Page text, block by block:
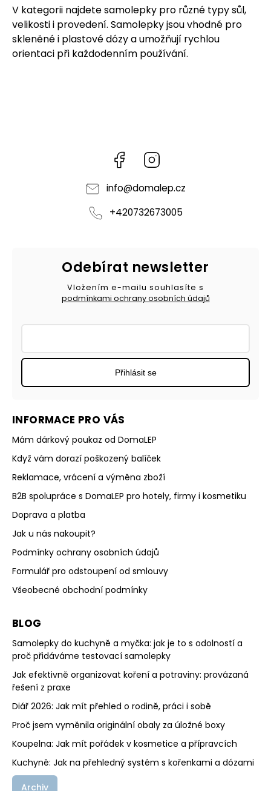
V kategorii najdete samolepky pro různé typy sůl,
velikosti i provedení. Samolepky jsou vhodné pro
skleněné i plastové dózy a umožňují rychlou
orientaci při každodenním používání.
Facebook
info@domalep.cz
+420732673005
INFORMACE PRO VÁS
Mám dárkový poukaz od DomaLEP
Když vám dorazí poškozený balíček
Reklamace, vrácení a výměna zboží
B2B spolupráce s DomaLEP pro hotely, firmy i kosmetiku
Doprava a platba
Jak u nás nakoupit?
Podmínky ochrany osobních údajů
Formulář pro odstoupení od smlouvy
Všeobecné obchodní podmínky
BLOG
Samolepky do kuchyně a myčka: jak je to s odolností a
proč přidáváme testovací samolepky
Jak efektivně organizovat koření a potraviny: provázaná
řešení z praxe
Diář 2026: Jak mít přehled o rodině, práci i sobě
Proč jsem vyměnila originální obaly za úložné boxy
Koupelna: Jak mít pořádek v kosmetice a přípravcích
Kuchyně: Jak na přehledný systém s kořenkami a dózami
Archiv
Odebírat newsletter
Vložením e-mailu souhlasíte s
podmínkami ochrany osobních údajů
Přihlásit se